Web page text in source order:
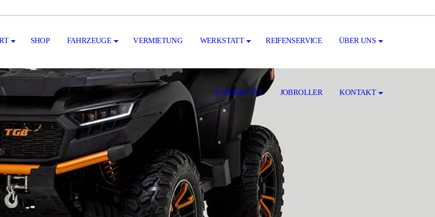
SHOP FAHRZEUGE VERMIETUNG WERKSTATT REIFENSERVICE ÜBER UNS
E-MOBILITÄT JOBROLLER KONTAKT